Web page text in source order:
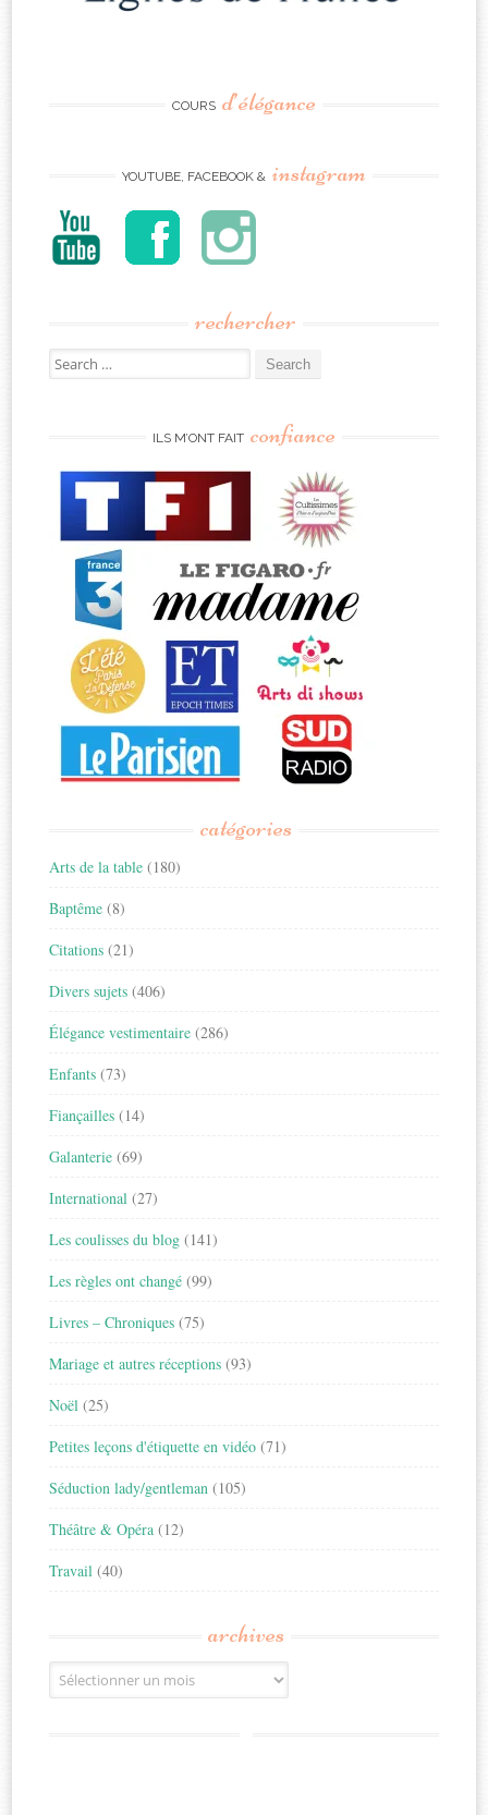
COURS d’élégance
YOUTUBE, FACEBOOK & instagram
rechercher
Search
for:
ILS M’ONT FAIT confiance
catégories
Arts de la table (180)
Baptême (8)
Citations (21)
Divers sujets (406)
Élégance vestimentaire (286)
Enfants (73)
Fiançailles (14)
Galanterie (69)
International (27)
Les coulisses du blog (141)
Les règles ont changé (99)
Livres – Chroniques (75)
Mariage et autres réceptions (93)
Noël (25)
Petites leçons d'étiquette en vidéo (71)
Séduction lady/gentleman (105)
Théâtre & Opéra (12)
Travail (40)
archives
Archives